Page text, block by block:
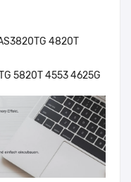
4820T
5820T 4553 4625G